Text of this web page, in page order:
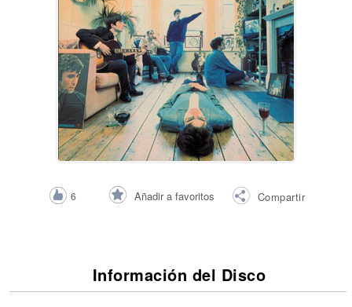
6 Añadir a favoritos Compartir
Información del Disco